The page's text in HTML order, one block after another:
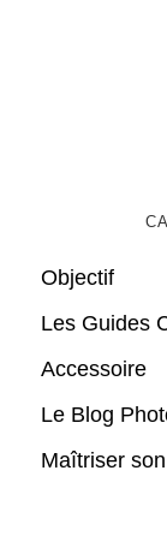
Objectif
Les Guides
Accessoire
Le Blog
Maîtriser